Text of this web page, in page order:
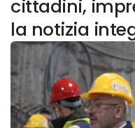
cittadini,
la notizia